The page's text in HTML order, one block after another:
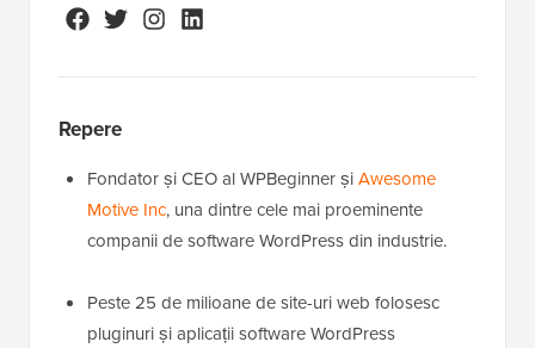
Repere
Fondator și CEO al WPBeginner șiAwesome
Motive Inc, una dintre cele mai proeminente
companii de software WordPress din industrie.
Peste 25 de milioane de site-uri web folosesc
pluginuri și aplicații software WordPress